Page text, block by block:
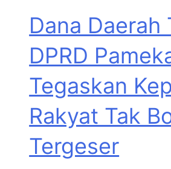
Dana Daerah
DPRD
Tegaskan
Rakyat Tak
Tergeser